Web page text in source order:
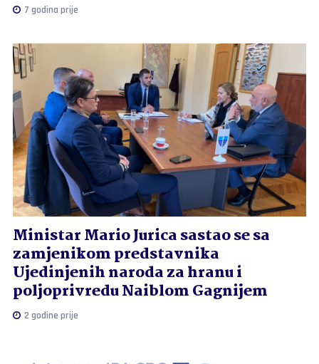
7 godina prije
Ministar Mario Jurica sastao se sa
zamjenikom predstavnika
Ujedinjenih naroda za hranu i
poljoprivredu Naiblom Gagnijem
2 godine prije